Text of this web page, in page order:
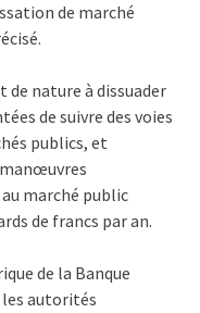
de marché
de nature à dissuader
de suivre des voies
publics, et
marché public
de francs par an.
de la Banque
autorités